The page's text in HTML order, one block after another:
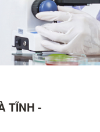
TĨNH -